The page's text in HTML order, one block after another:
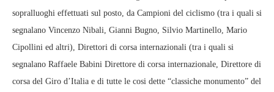
sopralluoghi effettuati sul posto, da Campioni del ciclismo (tra i quali si
segnalano Vincenzo Nibali, Gianni Bugno, Silvio Martinello, Mario
Cipollini ed altri), Direttori di corsa internazionali (tra i quali si
segnalano Raffaele Babini Direttore di corsa internazionale, Direttore di
corsa del Giro d’Italia e di tutte le cosi dette “classiche monumento” del